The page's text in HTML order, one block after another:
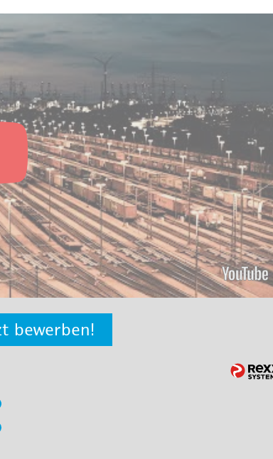
bewerben!